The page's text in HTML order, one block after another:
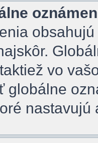
vo
globálne
nastavujú